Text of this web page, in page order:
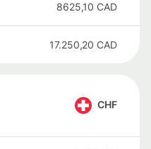
8625,10 CAD
17.250,20 CAD
CHF